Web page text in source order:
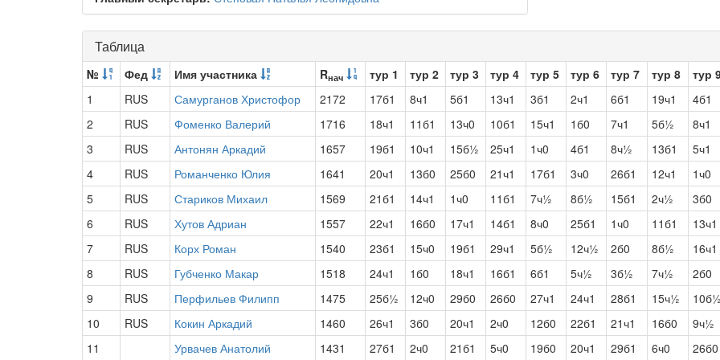
Таблица
№ Фед Имя участника Rнач тур 1 тур 2 тур 3 тур 4 тур 5 тур 6 тур 7 тур 8
тур
1
RUS Самурганов Христофор 2172 17б1 8ч1 5б1 13ч1 3б1 2ч1 6б1 19ч1
4б1
2
RUS Фоменко Валерий 1716 18ч1 11б1 13ч0 10б1 15ч1 1б0 7ч1 5б½
8ч1
3
RUS Антонян Аркадий 1657 19б1 10ч1 15б½ 25ч1 1ч0 4б1 8ч½ 13б1
5ч1
4
RUS Романченко Юлия 1641 20ч1 13б0 25б0 21ч1 17б1 3ч0 26б1 12ч1
1ч0
5
RUS Стариков Михаил 1569 21б1 14ч1 1ч0 11б1 7ч½ 8б½ 15б1 2ч½
3б0
6
RUS Хутов Адриан 1557 22ч1 16б0 17ч1 14б1 8ч0 25б1 1ч0 11б1
13ч1
7
RUS Корх Роман 1540 23б1 15ч0 19б1 29ч1 5б½ 12ч½ 2б0 8б½
16ч1
8
RUS Губченко Макар 1518 24ч1 1б0 18ч1 16б1 6б1 5ч½ 3б½ 7ч½
2б0
9
RUS Перфильев Филипп 1475 25б½ 12ч0 29б0 26б0 27ч1 24ч1 28б1 15ч½
10
RUS Кокин Аркадий 1460 26ч1 3б0 20ч1 2ч0 12б0 22б1 21ч1 16б0
9ч½
11
Урвачев Анатолий 1431 27б1 2ч0 21б1 5ч0 19б0 20ч1 29б1 6ч0 26б0